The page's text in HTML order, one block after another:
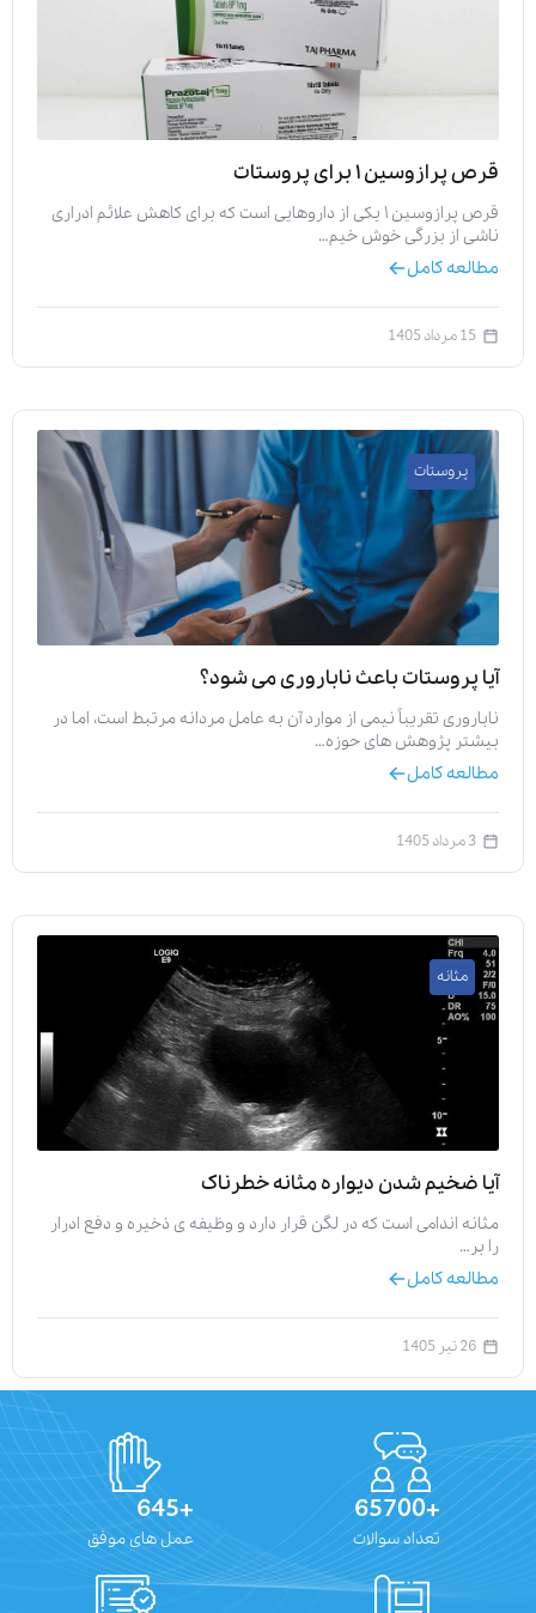
قرص پرازوسین ۱ برای پروستات
قرص پرازوسین ۱ یکی از داروهایی است که برای کاهش علائم ادراری
ناشی از بزرگی خوش خیم…
مطالعه کامل
15 مرداد 1405
پروستات
آیا پروستات باعث ناباروری می‌ شود؟
ناباروری تقریباً نیمی از موارد آن به عامل مردانه مرتبط است، اما در
بیشتر پژوهش‌ های حوزه…
مطالعه کامل
3 مرداد 1405
مثانه
آیا ضخیم شدن دیواره مثانه خطرناک
مثانه اندامی است که در لگن قرار دارد و وظیفه‌ ی ذخیره و دفع ادرار
را بر…
مطالعه کامل
26 تیر 1405
+65700
تعداد سوالات
+645
عمل های موفق